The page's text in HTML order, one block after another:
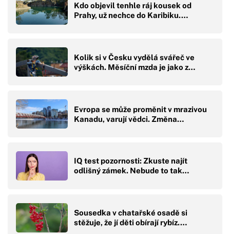
Kdo objevil tenhle ráj kousek od
Prahy, už nechce do Karibiku.…
Kolik si v Česku vydělá svářeč ve
výškách. Měsíční mzda je jako z…
Evropa se může proměnit v mrazivou
Kanadu, varují vědci. Změna…
IQ test pozornosti: Zkuste najít
odlišný zámek. Nebude to tak…
Sousedka v chatařské osadě si
stěžuje, že jí děti obírají rybíz.…